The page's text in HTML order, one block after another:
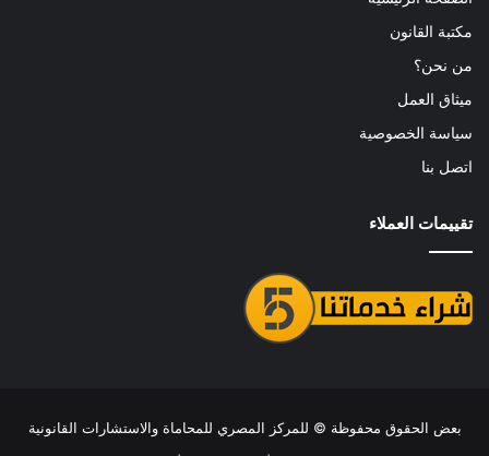
مكتبة القانون
من نحن؟
ميثاق العمل
سياسة الخصوصية
اتصل بنا
تقييمات العملاء
بعض الحقوق محفوظة © للمركز المصري للمحاماة والاستشارات القانونية